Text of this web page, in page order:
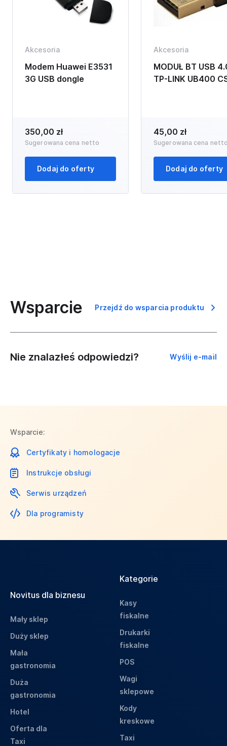
Akcesoria
Modem Huawei E3531
3G USB dongle
350,00 zł
Sugerowana cena netto
Dodaj do oferty
Akcesoria
MODUŁ BT USB
TP-LINK UB400
45,00 zł
Sugerowana cena
Dodaj do oferty
Wsparcie Przejdź do wsparcia produktu
Nie znalazłeś odpowiedzi? Wyślij e-mail
Wsparcie:
Certyfikaty i homologacje
Instrukcje obsługi
Serwis urządzeń
Dla programisty
Novitus dla biznesu
Mały sklep
Duży sklep
Mała
gastronomia
Duża
gastronomia
Hotel
Oferta dla
Taxi
Kategorie
Kasy
fiskalne
Drukarki
fiskalne
POS
Wagi
sklepowe
Kody
kreskowe
Taxi